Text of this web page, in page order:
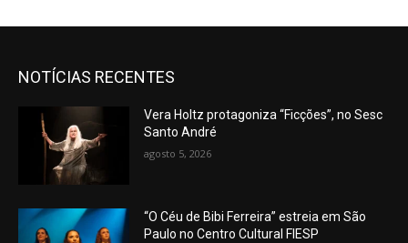
NOTÍCIAS RECENTES
Vera Holtz protagoniza “Ficções”, no Sesc
Santo André
agosto 5, 2026
“O Céu de Bibi Ferreira” estreia em São
Paulo no Centro Cultural FIESP